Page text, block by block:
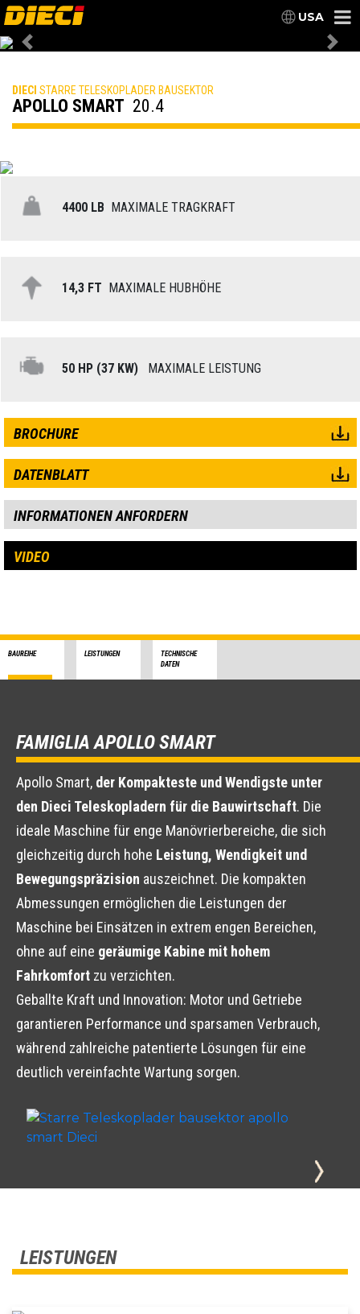
USA
Previous
DIECI STARRE TELESKOPLADER BAUSEKTOR
APOLLO SMART 20.4
4400 LB MAXIMALE TRAGKRAFT
14,3 FT MAXIMALE HUBHÖHE
50 HP (37 KW) MAXIMALE LEISTUNG
BROCHURE
DATENBLATT
INFORMATIONEN ANFORDERN
VIDEO
BAUREIHE LEISTUNGEN
TECHNISCHE
DATEN
FAMIGLIA APOLLO SMART
Apollo Smart, der Kompakteste und Wendigste unter
den Dieci Teleskopladern für die Bauwirtschaft. Die
ideale Maschine für enge Manövrierbereiche, die sich
gleichzeitig durch hohe Leistung, Wendigkeit und
Bewegungspräzision auszeichnet. Die kompakten
Abmessungen ermöglichen die Leistungen der
Maschine bei Einsätzen in extrem engen Bereichen,
ohne auf eine geräumige Kabine mit hohem
Fahrkomfort zu verzichten.
Geballte Kraft und Innovation: Motor und Getriebe
garantieren Performance und sparsamen Verbrauch,
während zahlreiche patentierte Lösungen für eine
deutlich vereinfachte Wartung sorgen.
LEISTUNGEN